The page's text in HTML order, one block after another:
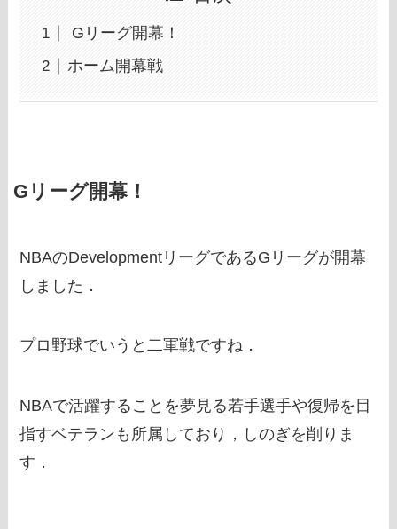
Gリーグ開幕！
ホーム開幕戦
Gリーグ開幕！
NBAのDevelopmentリーグであるGリーグが開幕
しました．
プロ野球でいうと二軍戦ですね．
NBAで活躍することを夢見る若手選手や復帰を目
指すベテランも所属しており，しのぎを削りま
す．